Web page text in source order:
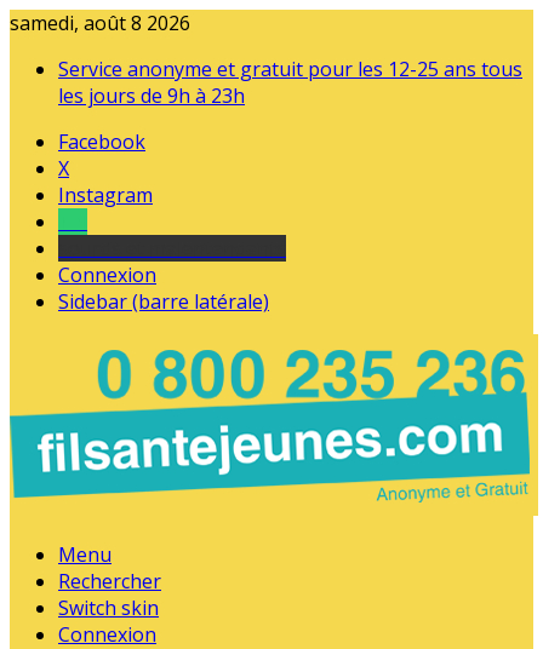
samedi, août 8 2026
Service anonyme et gratuit pour les 12-25 ans tous
les jours de 9h à 23h
Facebook
X
Instagram
Connexion
Sidebar (barre latérale)
Menu
Rechercher
Switch skin
Connexion